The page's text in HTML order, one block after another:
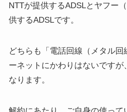
NTTが提供するADSLとヤフー
供するADSLです。
どちらも「電話回線（メタル回
ーネットにかわりはないです
なります。